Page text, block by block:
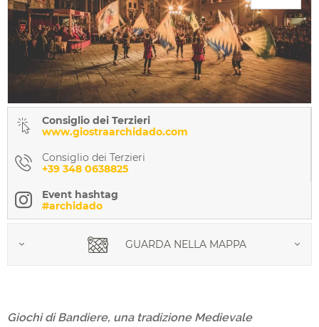
Consiglio dei Terzieri
www.giostraarchidado.com
Consiglio dei Terzieri
+39 348 0638825
Event hashtag
#archidado
GUARDA NELLA MAPPA
Giochi di Bandiere, una tradizione Medievale